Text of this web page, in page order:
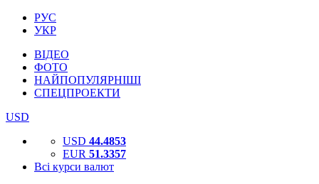
РУС
УКР
ВІДЕО
ФОТО
НАЙПОПУЛЯРНІШІ
СПЕЦПРОЕКТИ
USD
USD 44.4853
EUR 51.3357
Всі курси валют